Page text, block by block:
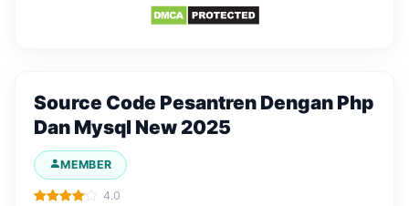
Source Code Pesantren Dengan Php
Dan Mysql New 2025
MEMBER
4.0